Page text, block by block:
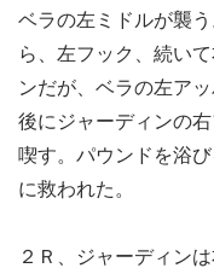
ベラの左ミドルが襲
ら、左フック、続い
ンだが、ベラの左ア
後にジャーディンの
喫す。パウンドを浴
に救われた。
２Ｒ、ジャーディン